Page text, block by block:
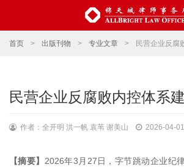
首页 > 出版刊物 > 专业文章 > 民营企业反腐
民营企业反腐败内控体系
作者：全开明 洪一帆 袁苇 谢美山 2026-04-01
【摘要】 2026年3月27日，字节跳动企业纪